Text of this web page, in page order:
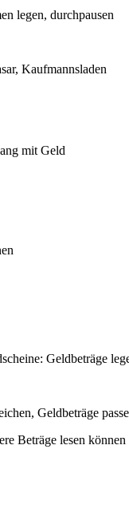
legen, durchpausen
Kaufmannsladen
mit Geld
Geldbeträge
Geldbeträge
Beträge lesen können